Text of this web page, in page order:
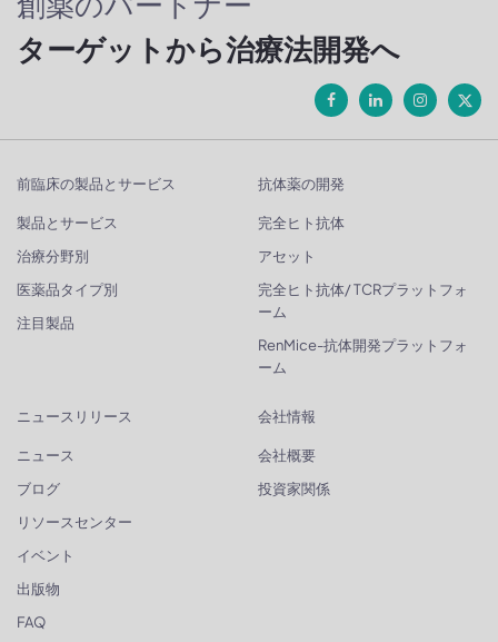
ターゲットから治療法開発へ
前臨床の製品とサービス
製品とサービス
治療分野別
医薬品タイプ別
注目製品
抗体薬の開発
完全ヒト抗体
アセット
完全ヒト抗体/ TCRプラットフォ
ーム
RenMice-抗体開発プラットフォ
ーム
ニュースリリース
ニュース
ブログ
リソースセンター
イベント
出版物
FAQ
会社情報
会社概要
投資家関係